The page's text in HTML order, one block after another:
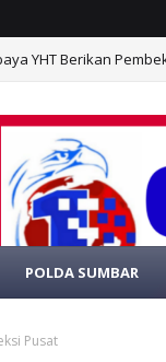
YHT Berikan
POLDA SUMBAR
Pusat